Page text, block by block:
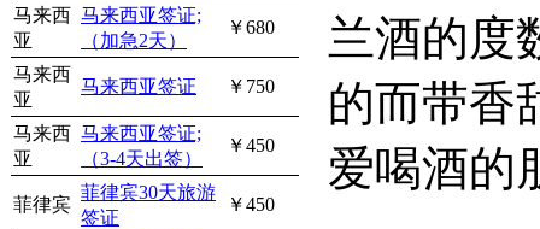
马来西
亚
马来西亚签证;
（加急2天）
￥680
马来西
亚
马来西亚签证 ￥750
马来西
亚
马来西亚签证;
（3-4天出签）
￥450
菲律宾
菲律宾30天旅游
签证
￥450
兰酒的度
的而带香
爱喝酒的